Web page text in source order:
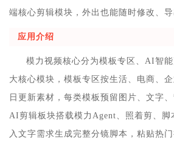
端核心剪辑模块，外出也能随时修改、导
应用介绍
模力视频核心分为模板专区、AI智
大核心模块，模板专区按生活、电商、
日更新素材，每类模板预留图片、文字
AI剪辑板块搭载模力Agent、照着剪、脚
入文字需求生成完整分镜脚本，粘贴热